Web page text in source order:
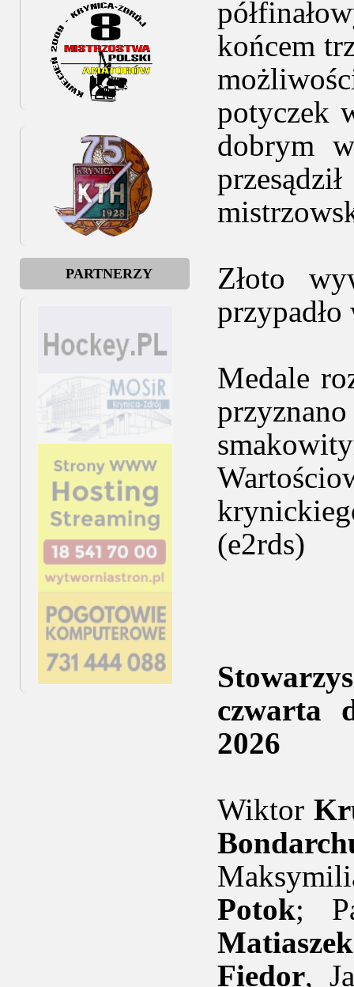
PARTNERZY
końcem
potyczek
dobrym
Złoto
Medale
(e2rds)
czwarta
2026
Wiktor
Potok;
Matiaszek
Fiedor,